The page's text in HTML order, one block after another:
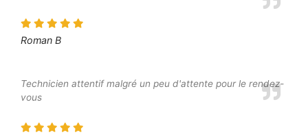
Roman B
Technicien attentif malgré un peu d'attente pour le rendez-
vous